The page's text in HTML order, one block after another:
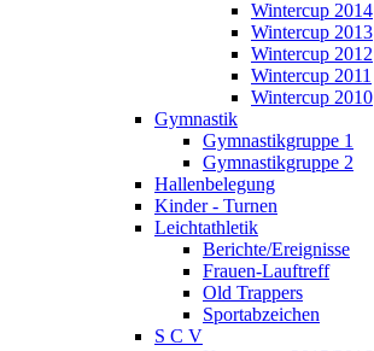
Wintercup 2014
Wintercup 2013
Wintercup 2012
Wintercup 2011
Wintercup 2010
Gymnastik
Gymnastikgruppe 1
Gymnastikgruppe 2
Hallenbelegung
Kinder - Turnen
Leichtathletik
Berichte/Ereignisse
Frauen-Lauftreff
Old Trappers
Sportabzeichen
S C V